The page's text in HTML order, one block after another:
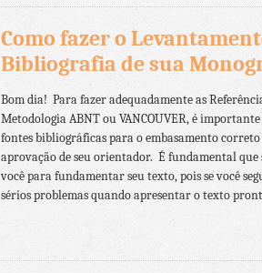
Como fazer o
Bibliografia de sua
Bom dia! Para fazer adequadamente as
Metodologia ABNT ou VANCOUVER, é
fontes bibliográficas para o embasamento
aprovação de seu orientador. É fundamental
você para fundamentar seu texto, pois se você
sérios problemas quando apresentar o texto